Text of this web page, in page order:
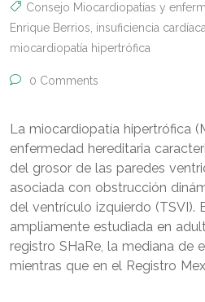
Consejo Miocardiopatías y
Enrique Berrios, insuficiencia
miocardiopatía hipertrófica
0 Comments
La miocardiopatía hipertrófica
enfermedad hereditaria
del grosor de las paredes
asociada con obstrucción
del ventrículo izquierdo (TSVI).
ampliamente estudiada en
registro SHaRe, la mediana de
mientras que en el Registro